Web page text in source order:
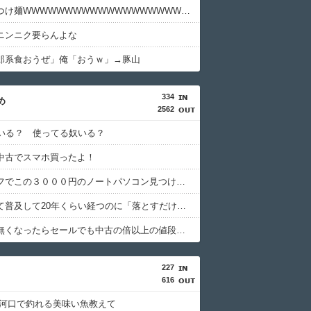
【緊急】つけ麺WWWWWWWWWWWWWWWWWWWWWW
ンニク要らんよな
系食おうぜ」俺「おうｗ」→豚山
334
2562
る？ 使ってる奴いる？
古でスマホ買ったよ！
ハードオフでこの３０００円のノートパソコン見つけたんだけどどうですか？
スマホって普及して20年くらい経つのに「落とすだけで割れる」問題いつまでもクリアできてないよね…
ディスク無くなったらセールでも中古の倍以上の値段になるよな
227
616
口で釣れる美味い魚教えて